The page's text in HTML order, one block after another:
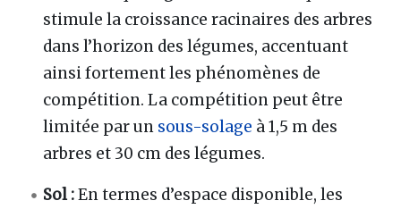
stimule la croissance racinaires des arbres
dans l’horizon des légumes, accentuant
ainsi fortement les phénomènes de
compétition. La compétition peut être
limitée par un sous-solage à 1,5 m des
arbres et 30 cm des légumes.
Sol :En termes d’espace disponible, les